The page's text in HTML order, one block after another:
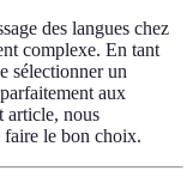
des langues chez
complexe. En tant
sélectionner un
aux
article, nous
faire le bon choix.